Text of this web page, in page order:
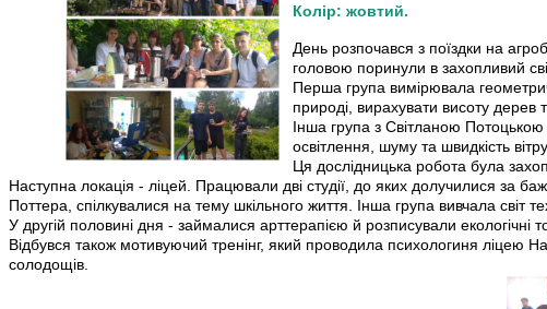
Колір: жовтий.
День розпочався з поїздки на
головою поринули в захопливий
Перша група вимірювала
природі, вирахувати висоту дерев
Інша група з Світланою Потоцькою
освітлення, шуму та швидкість вітру.
Ця дослідницька робота була
Наступна локація - ліцей. Працювали дві студії, до яких долучилися за
Поттера, спілкувалися на тему шкільного життя. Інша група вивчала
У другій половині дня - займалися арттерапією й розписували екологічні
Відбувся також мотивуючий тренінг, який проводила психологиня ліцею
солодощів.